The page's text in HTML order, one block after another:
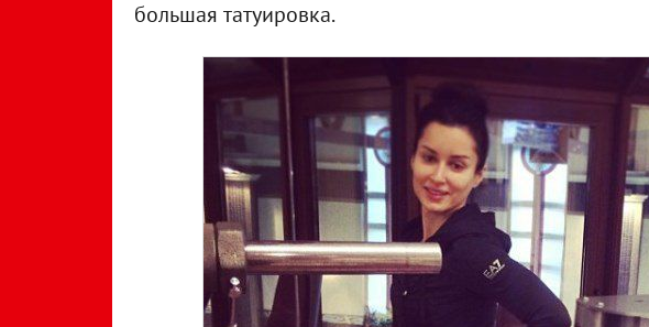
большая татуировка.